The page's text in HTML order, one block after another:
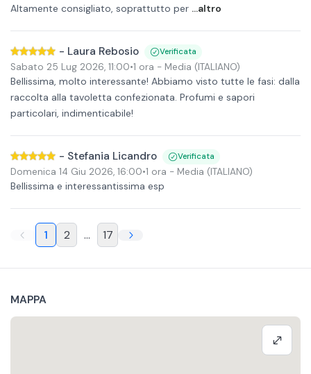
Altamente consigliato, soprattutto per ...altro
- Laura Rebosio Verificata
Sabato 25 Lug 2026, 11:00•1 ora - Media (ITALIANO)
Bellissima, molto interessante! Abbiamo visto tutte le fasi: dalla
raccolta alla tavoletta confezionata. Profumi e sapori
particolari, indimenticabile!
- Stefania Licandro Verificata
Domenica 14 Giu 2026, 16:00•1 ora - Media (ITALIANO)
Bellissima e interessantissima esp
1 2 ... 17
MAPPA